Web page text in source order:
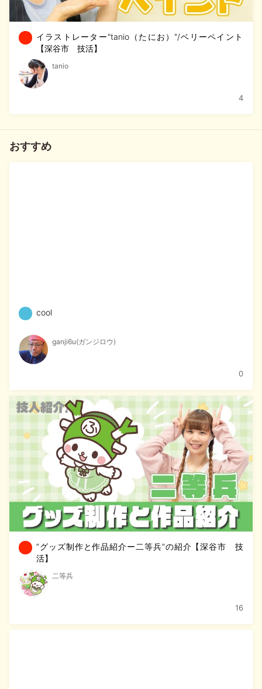
イラストレーター"tanio（たにお）"/ベリーペイント
【深谷市 技活】
tanio
4
おすすめ
cool
ganji6u(ガンジロウ)
0
”グッズ制作と作品紹介ー二等兵”の紹介【深谷市 技
活】
二等兵
16